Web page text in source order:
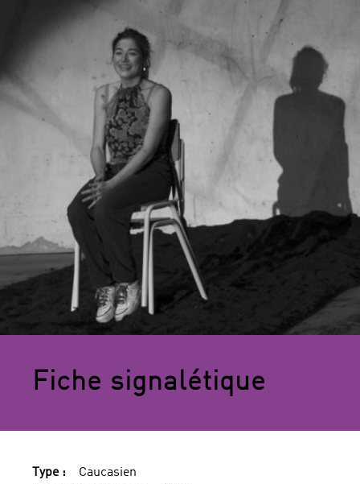
Fiche signalétique
Type :
Caucasien